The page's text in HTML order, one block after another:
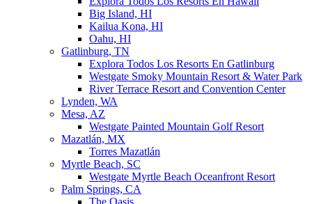
Big Island, HI
Kailua Kona, HI
Oahu, HI
Gatlinburg, TN
Explora Todos Los Resorts En Gatlinburg
Westgate Smoky Mountain Resort & Water Park
River Terrace Resort and Convention Center
Lynden, WA
Mesa, AZ
Westgate Painted Mountain Golf Resort
Mazatlán, MX
Torres Mazatlán
Myrtle Beach, SC
Westgate Myrtle Beach Oceanfront Resort
Palm Springs, CA